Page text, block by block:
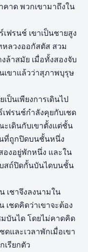
าด พวกเขามาถึงใน
ฟรนช์ เขาเป็นชายสูง
ลวงออกัสตัส สวม
ล้าสมัย เมื่อทั้งสองจับ
เขาแล้วว่าสุภาพบุรุษ
ป็นเพียงการเดินไป
เฟรนช์กำลังคุยกับเชด
เดินกับเขาตั้งแต่ชั้น
ที่ถูกปิดบนชั้นหนึ่ง
งอยู่พักหนึ่ง และใน
สถ์ปิดกั้นบันไดบนชั้น
เชาจึงลงนามใน
เชดคิดว่าเขาจะต้อง
บันได โดยไม่คาดคิด
ดและเวลาพักเมื่อเขา
เรียกตัว